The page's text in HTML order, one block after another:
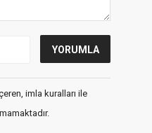
imla kuralları ile